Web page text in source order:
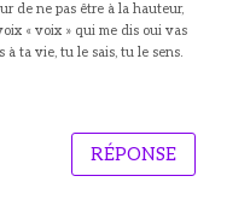
de ne pas être à la hauteur,
« voix » qui me dis oui vas
ta vie, tu le sais, tu le sens.
RÉPONSE